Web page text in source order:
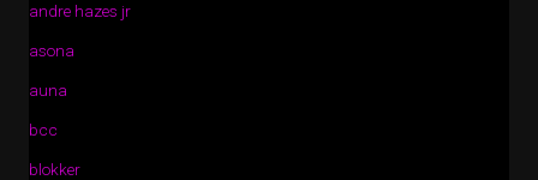
andre hazes jr
asona
auna
bcc
blokker